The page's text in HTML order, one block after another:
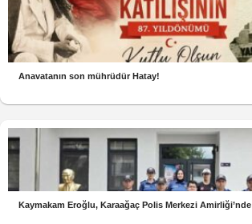
Anavatanın son mührüdür Hatay!
Kaymakam Eroğlu, Karaağaç Polis Merkezi Amirliği’nde